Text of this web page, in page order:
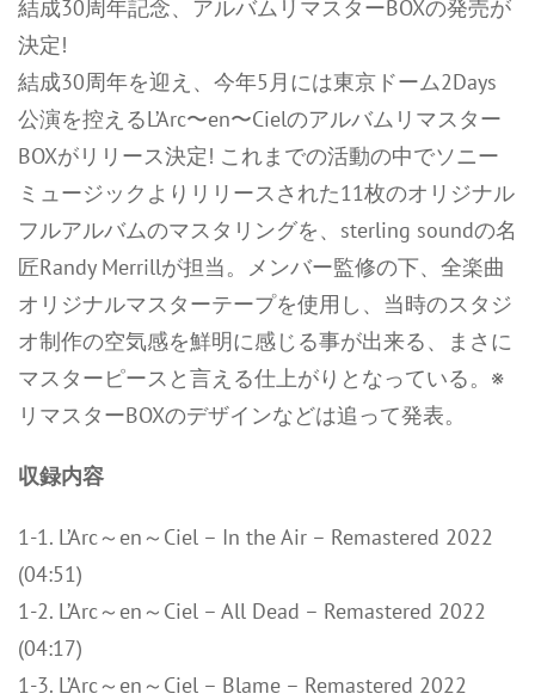
結成30周年記念、アルバムリマスターBOXの発売が
決定!
結成30周年を迎え、今年5月には東京ドーム2Days
公演を控えるL’Arc〜en〜Cielのアルバムリマスター
BOXがリリース決定! これまでの活動の中でソニー
ミュージックよりリリースされた11枚のオリジナル
フルアルバムのマスタリングを、sterling soundの名
匠Randy Merrillが担当。メンバー監修の下、全楽曲
オリジナルマスターテープを使用し、当時のスタジ
オ制作の空気感を鮮明に感じる事が出来る、まさに
マスターピースと言える仕上がりとなっている。※
リマスターBOXのデザインなどは追って発表。
収録内容
1-1. L’Arc～en～Ciel – In the Air – Remastered 2022
(04:51)
1-2. L’Arc～en～Ciel – All Dead – Remastered 2022
(04:17)
1-3. L’Arc～en～Ciel – Blame – Remastered 2022